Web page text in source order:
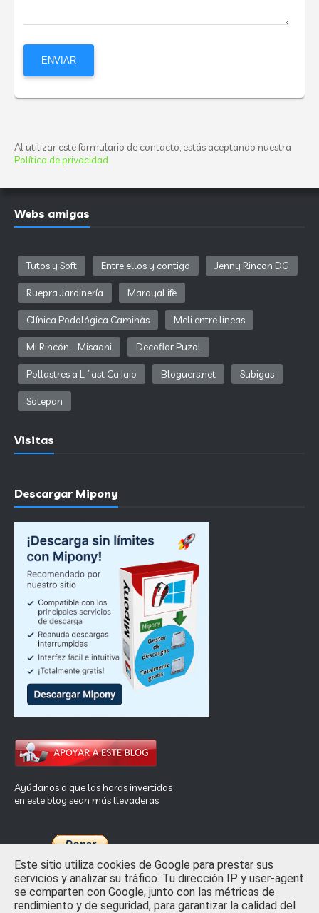
Al utilizar este formulario de contacto, estás aceptando nuestra
Política de privacidad
Webs amigas
Tutos y Soft Entre ellos y contigo Jenny Rincon DG
Ruepra Jardinería MarayaLife
Clínica Podológica Caminàs Meli entre lineas
Mi Rincón - Misaani Decoflor Puzol
Pollastres a L´ast Ca Iaio Bloguers.net Subigas
Sotepan
Visitas
Descargar Mipony
Ayúdanos a que las horas invertidas
en este blog sean más llevaderas
Este sitio utiliza cookies de Google para prestar sus
servicios y analizar su tráfico. Tu dirección IP y user-agent
se comparten con Google, junto con las métricas de
rendimiento y de seguridad, para garantizar la calidad del